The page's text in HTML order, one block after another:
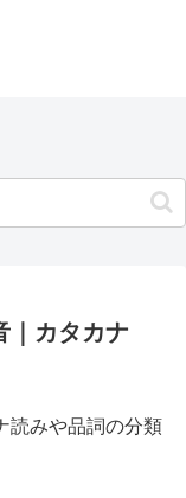
カタカナ
読みや品詞の分類